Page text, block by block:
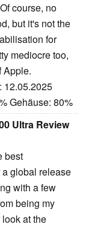
course, no
but it's not the
for
mediocre too,
Apple.
12.05.2025
Gehäuse: 80%
Ultra Review
best
global release
with a few
being my
at the